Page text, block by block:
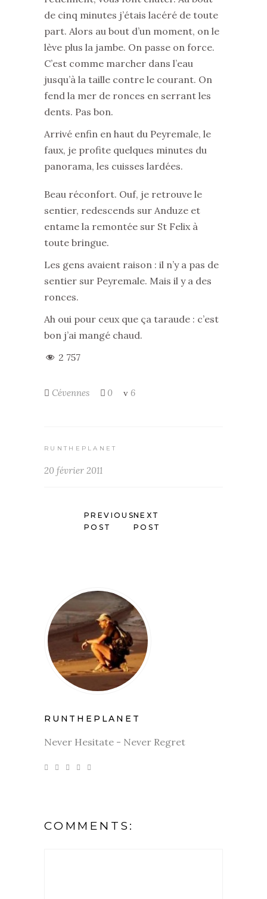
de cinq minutes j’étais lacéré de toute
part. Alors au bout d’un moment, on le
lève plus la jambe. On passe on force.
C’est comme marcher dans l’eau
jusqu’à la taille contre le courant. On
fend la mer de ronces en serrant les
dents. Pas bon.
Arrivé enfin en haut du Peyremale, le
faux, je profite quelques minutes du
panorama, les cuisses lardées.
Beau réconfort. Ouf, je retrouve le
sentier, redescends sur Anduze et
entame la remontée sur St Felix à
toute bringue.
Les gens avaient raison : il n’y a pas de
sentier sur Peyremale. Mais il y a des
ronces.
Ah oui pour ceux que ça taraude : c’est
bon j’ai mangé chaud.
2 757
Cévennes 0 6
RUNTHEPLANET
20 février 2011
PREVIOUS
POST
NEXT
POST
RUNTHEPLANET
Never Hesitate - Never Regret
COMMENTS: